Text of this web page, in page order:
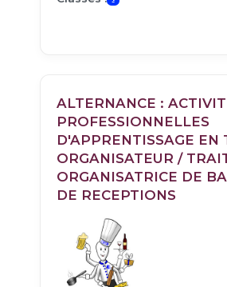
ALTERNANCE :
PROFESSIONNELLES
D'APPRENTISSAGE EN
ORGANISATEUR /
ORGANISATRICE DE
DE RECEPTIONS